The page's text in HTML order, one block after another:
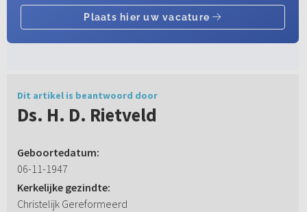
Dit artikel is beantwoord door
Ds. H. D. Rietveld
Geboortedatum:
06-11-1947
Kerkelijke gezindte:
Christelijk Gereformeerd